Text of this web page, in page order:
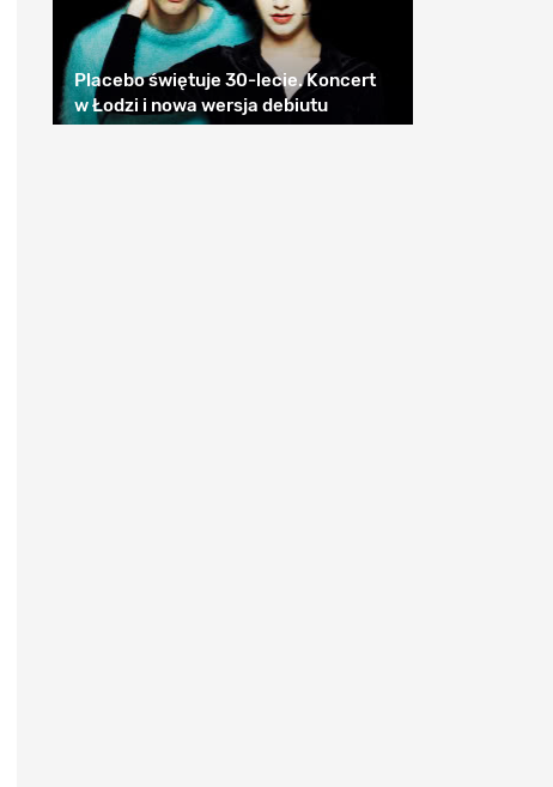
Placebo świętuje 30-lecie. Koncert
w Łodzi i nowa wersja debiutu